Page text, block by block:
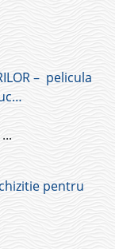
– pelicula
...
pentru